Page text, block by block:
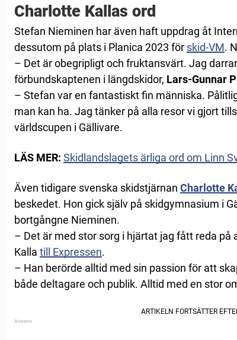
Charlotte Kallas ord
Stefan Nieminen har även haft uppdrag åt
dessutom på plats i Planica 2023 för skid-VM.
– Det är obegripligt och fruktansvärt. Jag
förbundskaptenen i längdskidor, Lars-Gunnar
– Stefan var en fantastiskt fin människa.
man kan ha. Jag tänker på alla resor vi gjort
världscupen i Gällivare.
LÄS MER: Skidlandslagets ärliga ord om Linn
Även tidigare svenska skidstjärnan Charlotte
beskedet. Hon gick själv på skidgymnasium i
bortgångne Nieminen.
– Det är med stor sorg i hjärtat jag fått reda
Kalla till Expressen.
– Han berörde alltid med sin passion för att
både deltagare och publik. Alltid med en stor